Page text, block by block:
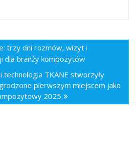
trzy dni rozmów, wizyt i
dla branży kompozytów
technologia TKANE stworzyły
pierwszym miejscem jako
2025